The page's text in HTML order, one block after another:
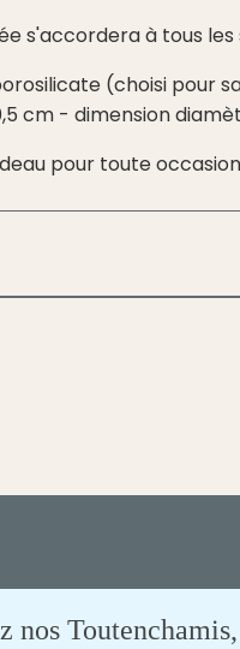
s'accordera à tous les
(choisi pour
cm - dimension
pour toute
nos